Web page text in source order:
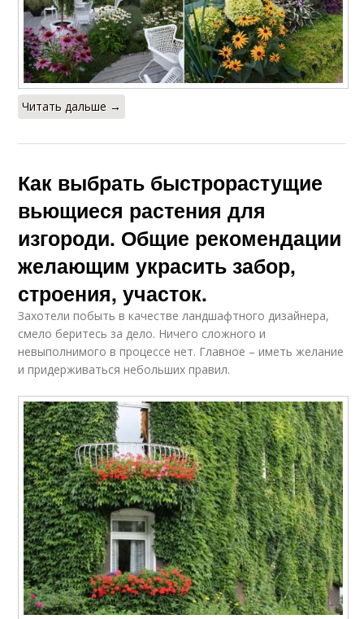
Читать дальше →
Как выбрать быстрорастущие
вьющиеся растения для
изгороди. Общие рекомендации
желающим украсить забор,
строения, участок.
Захотели побыть в качестве ландшафтного дизайнера,
смело беритесь за дело. Ничего сложного и
невыполнимого в процессе нет. Главное – иметь желание
и придерживаться небольших правил.